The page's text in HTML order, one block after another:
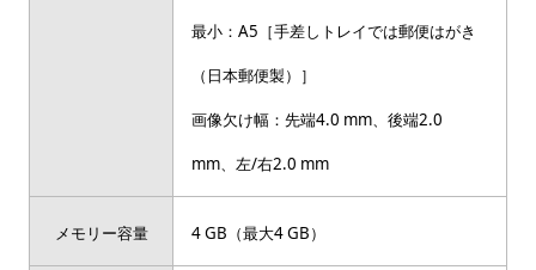
最小：A5［手差しトレイでは郵便はがき
（日本郵便製）］
画像欠け幅：先端4.0 mm、後端2.0
mm、左/右2.0 mm
メモリー容量 4 GB（最大4 GB）